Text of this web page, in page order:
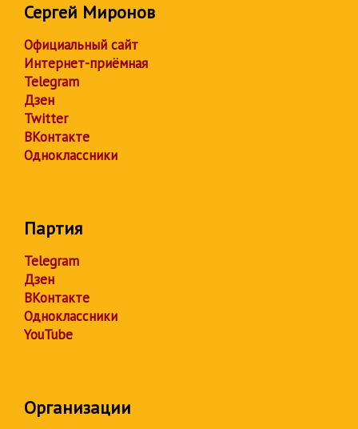
Сергей Миронов
Официальный сайт
Интернет-приёмная
Telegram
Дзен
Twitter
ВКонтакте
Одноклассники
Партия
Telegram
Дзен
ВКонтакте
Одноклассники
YouTube
Организации